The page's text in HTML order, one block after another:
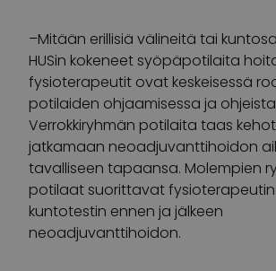
–Mitään erillisiä välineitä tai
HUSin kokeneet syöpäpotilaita
fysioterapeutit ovat keskeisessä
potilaiden ohjaamisessa ja
Verrokkiryhmän potilaita taas
jatkamaan neoadjuvanttihoidon
tavalliseen tapaansa. Molempien
potilaat suorittavat fysioterapeutin
kuntotestin ennen ja jälkeen
neoadjuvanttihoidon.